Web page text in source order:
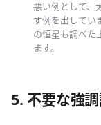
悪い例として、
す例を出してい
の恒星も調べた
ます。
5. 不要な強